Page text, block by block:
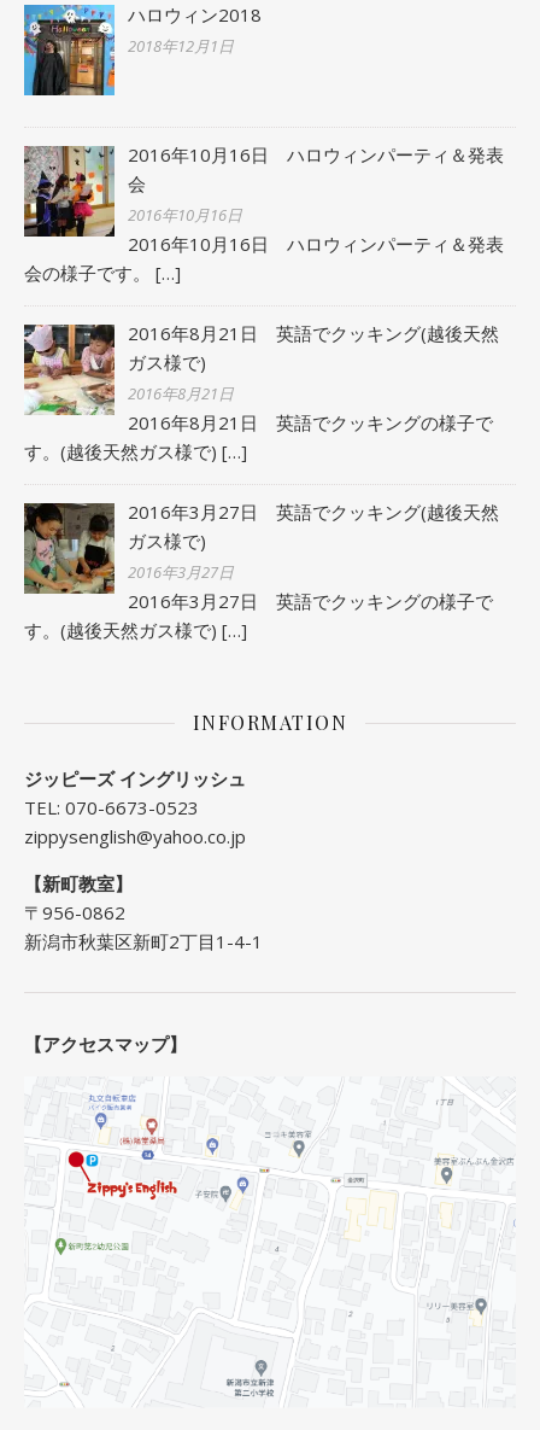
ハロウィン2018
2018年12月1日
2016年10月16日 ハロウィンパーティ＆発表
会
2016年10月16日
2016年10月16日 ハロウィンパーティ＆発表
会の様子です。
[…]
2016年8月21日 英語でクッキング(越後天然
ガス様で)
2016年8月21日
2016年8月21日 英語でクッキングの様子で
す。(越後天然ガス様で) […]
2016年3月27日 英語でクッキング(越後天然
ガス様で)
2016年3月27日
2016年3月27日 英語でクッキングの様子で
す。(越後天然ガス様で) […]
INFORMATION
ジッピーズ イングリッシュ
TEL: 070-6673-0523
zippysenglish@yahoo.co.jp
【新町教室】
〒956-0862
新潟市秋葉区新町2丁目1-4-1
【アクセスマップ】